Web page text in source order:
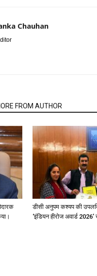
Chauhan
FROM AUTHOR
डीसी अनुपम कश्यप की
‘इंडियन हीरोज अवार्ड